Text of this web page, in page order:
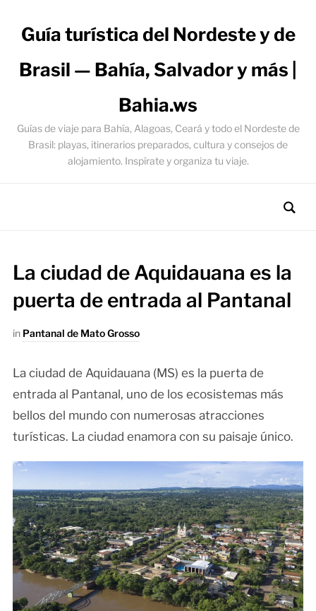
Guía turística del Nordeste y de
Brasil — Bahía, Salvador y más |
Bahia.ws
Guías de viaje para Bahía, Alagoas, Ceará y todo el Nordeste de
Brasil: playas, itinerarios preparados, cultura y consejos de
alojamiento. Inspírate y organiza tu viaje.
La ciudad de Aquidauana es la
puerta de entrada al Pantanal
in Pantanal de Mato Grosso
La ciudad de Aquidauana (MS) es la puerta de
entrada al Pantanal, uno de los ecosistemas más
bellos del mundo con numerosas atracciones
turísticas. La ciudad enamora con su paisaje único.